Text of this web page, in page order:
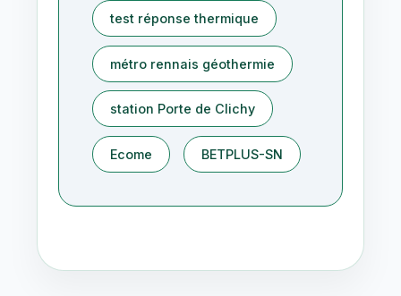
test réponse thermique
métro rennais géothermie
station Porte de Clichy
Ecome BETPLUS-SN